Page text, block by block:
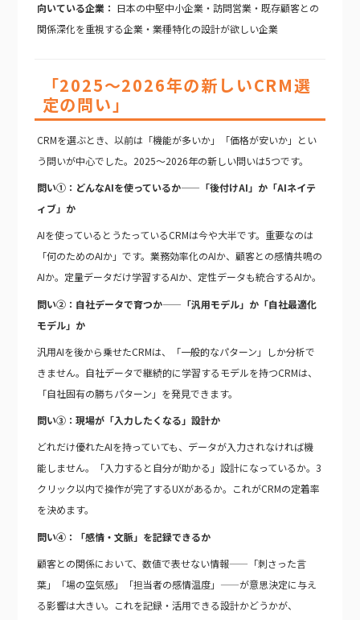
向いている企業： 日本の中堅中小企業・訪問営業・既存顧客との
関係深化を重視する企業・業種特化の設計が欲しい企業
「2025〜2026年の新しいCRM選
定の問い」
CRMを選ぶとき、以前は「機能が多いか」「価格が安いか」とい
う問いが中心でした。2025〜2026年の新しい問いは5つです。
問い①：どんなAIを使っているか——「後付けAI」か「AIネイテ
ィブ」か
AIを使っているとうたっているCRMは今や大半です。重要なのは
「何のためのAIか」です。業務効率化のAIか、顧客との感情共鳴の
AIか。定量データだけ学習するAIか、定性データも統合するAIか。
問い②：自社データで育つか——「汎用モデル」か「自社最適化
モデル」か
汎用AIを後から乗せたCRMは、「一般的なパターン」しか分析で
きません。自社データで継続的に学習するモデルを持つCRMは、
「自社固有の勝ちパターン」を発見できます。
問い③：現場が「入力したくなる」設計か
どれだけ優れたAIを持っていても、データが入力されなければ機
能しません。「入力すると自分が助かる」設計になっているか。3
クリック以内で操作が完了するUXがあるか。これがCRMの定着率
を決めます。
問い④：「感情・文脈」を記録できるか
顧客との関係において、数値で表せない情報——「刺さった言
葉」「場の空気感」「担当者の感情温度」——が意思決定に与え
る影響は大きい。これを記録・活用できる設計かどうかが、